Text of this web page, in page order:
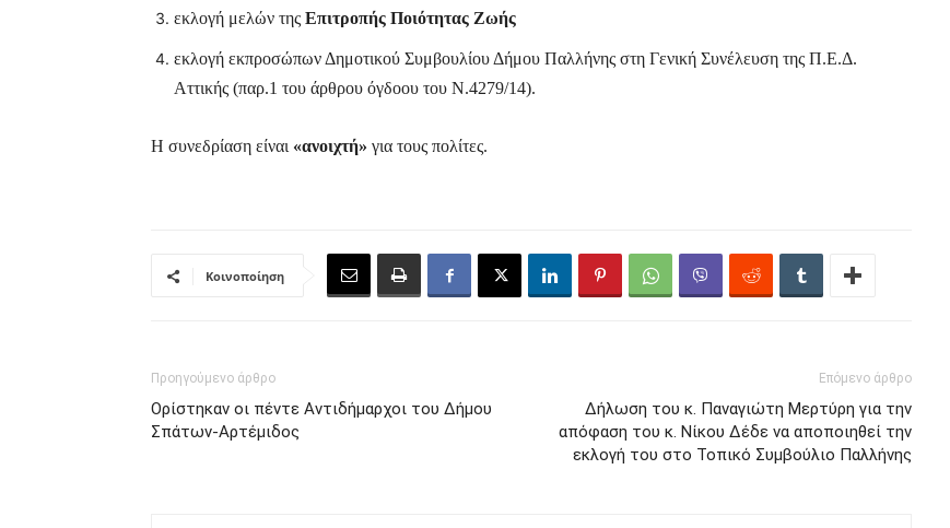
εκλογή μελών της Επιτροπής Ποιότητας Ζωής
εκλογή εκπροσώπων Δημοτικού Συμβουλίου Δήμου Παλλήνης στη Γενική Συνέλευση της Π.Ε.Δ.
Αττικής (παρ.1 του άρθρου όγδοου του Ν.4279/14).
Η συνεδρίαση είναι «ανοιχτή» για τους πολίτες.
Κοινοποίηση
Προηγούμενο άρθρο
Ορίστηκαν οι πέντε Αντιδήμαρχοι του Δήμου
Σπάτων-Αρτέμιδος
Επόμενο άρθρο
Δήλωση του κ. Παναγιώτη Μερτύρη για την
απόφαση του κ. Νίκου Δέδε να αποποιηθεί την
εκλογή του στο Τοπικό Συμβούλιο Παλλήνης